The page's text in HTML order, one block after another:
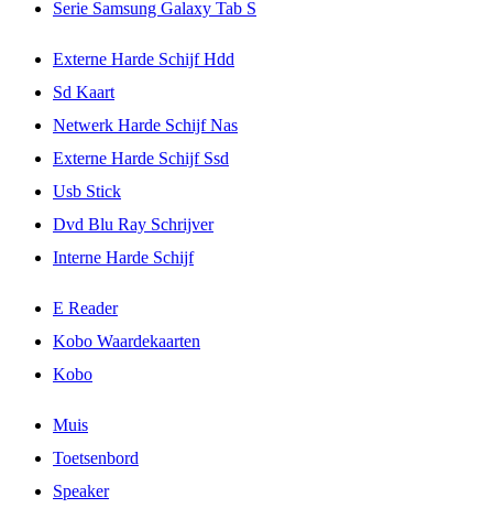
Serie Samsung Galaxy Tab S
Externe Harde Schijf Hdd
Sd Kaart
Netwerk Harde Schijf Nas
Externe Harde Schijf Ssd
Usb Stick
Dvd Blu Ray Schrijver
Interne Harde Schijf
E Reader
Kobo Waardekaarten
Kobo
Muis
Toetsenbord
Speaker